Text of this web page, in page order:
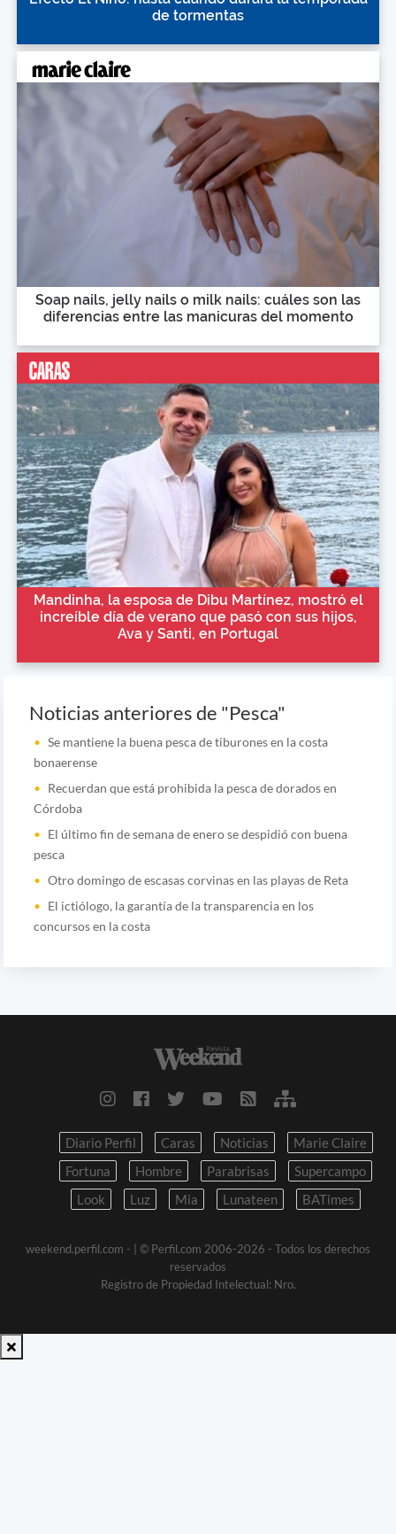
de tormentas
Soap nails, jelly nails o milk nails: cuáles son las
diferencias entre las manicuras del momento
Mandinha, la esposa de Dibu Martínez, mostró el
increíble día de verano que pasó con sus hijos,
Ava y Santi, en Portugal
Noticias anteriores de "Pesca"
Se mantiene la buena pesca de tiburones en la costa
bonaerense
Recuerdan que está prohibida la pesca de dorados en
Córdoba
El último fin de semana de enero se despidió con buena
pesca
Otro domingo de escasas corvinas en las playas de Reta
El ictiólogo, la garantía de la transparencia en los
concursos en la costa
Diario Perfil Caras Noticias
Marie Claire
Fortuna
Hombre Parabrisas
Supercampo
Look
Luz Mia Lunateen BATimes
weekend.perfil.com -
| © Perfil.com 2006-2026 - Todos los derechos
reservados
Registro de Propiedad Intelectual: Nro.